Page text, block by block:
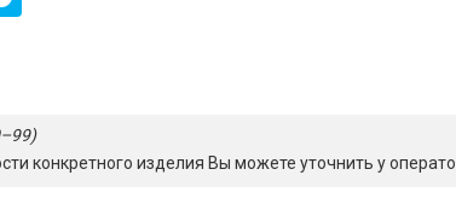
конкретного изделия Вы можете уточнить у